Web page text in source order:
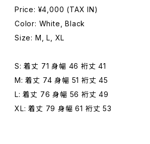
Price: ¥4,000 (TAX IN)
Color: White, Black
Size: M, L, XL
S: 着丈 71 身幅 46 裄丈 41
M: 着丈 74 身幅 51 裄丈 45
L: 着丈 76 身幅 56 裄丈 49
XL: 着丈 79 身幅 61 裄丈 53